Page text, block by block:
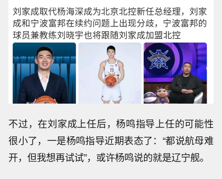
不过，在刘家成上任后，杨鸣指导上任的可能性
很小了，一是杨鸣指导近期表态了：“都说航母难
开，但我想再试试”，或许杨鸣说的就是辽宁舰。